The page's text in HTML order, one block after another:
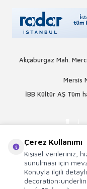
Akçaburgaz Mah.
Mersis
İBB Kültür AŞ Tüm
Çerez Kullanımı
Kişisel verileriniz,
sunulması için
Konuyla ilgili